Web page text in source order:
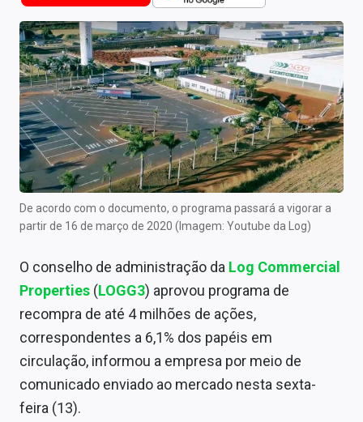
Newsletters
Cotações
Comprar ou vender?
Carteiras Recomendadas
Central de Dividendos
Central de Fundos Imobiliários
Central dos IPOs
Finanças Pessoais
Mercados
Economia
Empresas
De acordo com o documento, o programa passará a vigorar a
partir de 16 de março de 2020 (Imagem: Youtube da Log)
O conselho de administração da Log Commercial
Properties (LOGG3) aprovou programa de
recompra de até 4 milhões de ações,
correspondentes a 6,1% dos papéis em
circulação, informou a empresa por meio de
comunicado enviado ao mercado nesta sexta-
feira (13).